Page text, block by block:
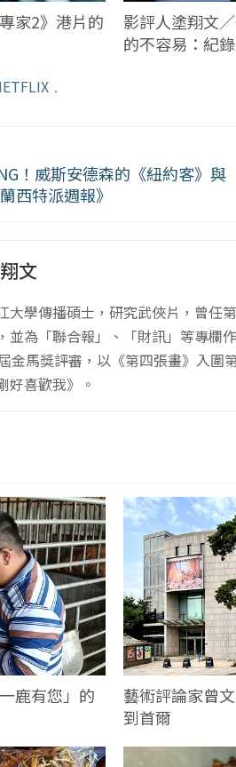
家2》港片的
影評人塗翔文
的不容易：紀
﹒
！威斯安德森的《紐約客》與
特派週報》
文
大學傳播碩士，研究武俠片，曾任
並為「聯合報」、「財訊」等專欄
金馬獎評審，以《第四張畫》入圍
好喜歡我》。
鹿有您」的
藝術評論家曾
到首爾